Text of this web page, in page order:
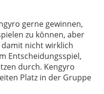
gerne gewinnen,
zu können, aber
damit nicht wirklich
Entscheidungsspiel,
durch. Kengyro
Platz in der Gruppe